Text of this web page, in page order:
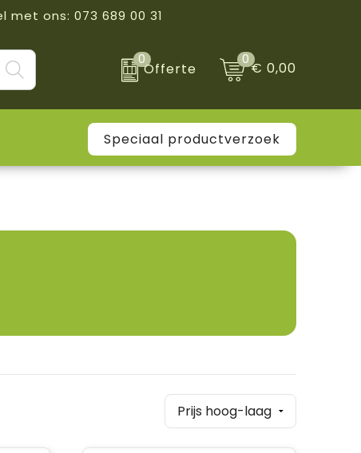
met ons: 073 689 00 31
0
Offerte
0€ 0,00
Speciaal productverzoek